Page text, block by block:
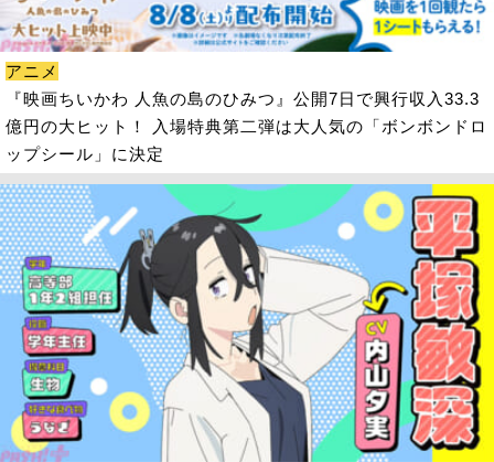
アニメ
『映画ちいかわ 人魚の島のひみつ』公開7日で興行収入33.3
億円の大ヒット！ 入場特典第二弾は大人気の「ボンボンドロ
ップシール」に決定